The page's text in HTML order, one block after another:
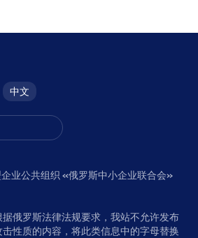
中文
业公共组织 «俄罗斯中小企业联合会»
俄罗斯法律法规要求，我站不允许发布
性质的内容，将此类信息中的字母替换